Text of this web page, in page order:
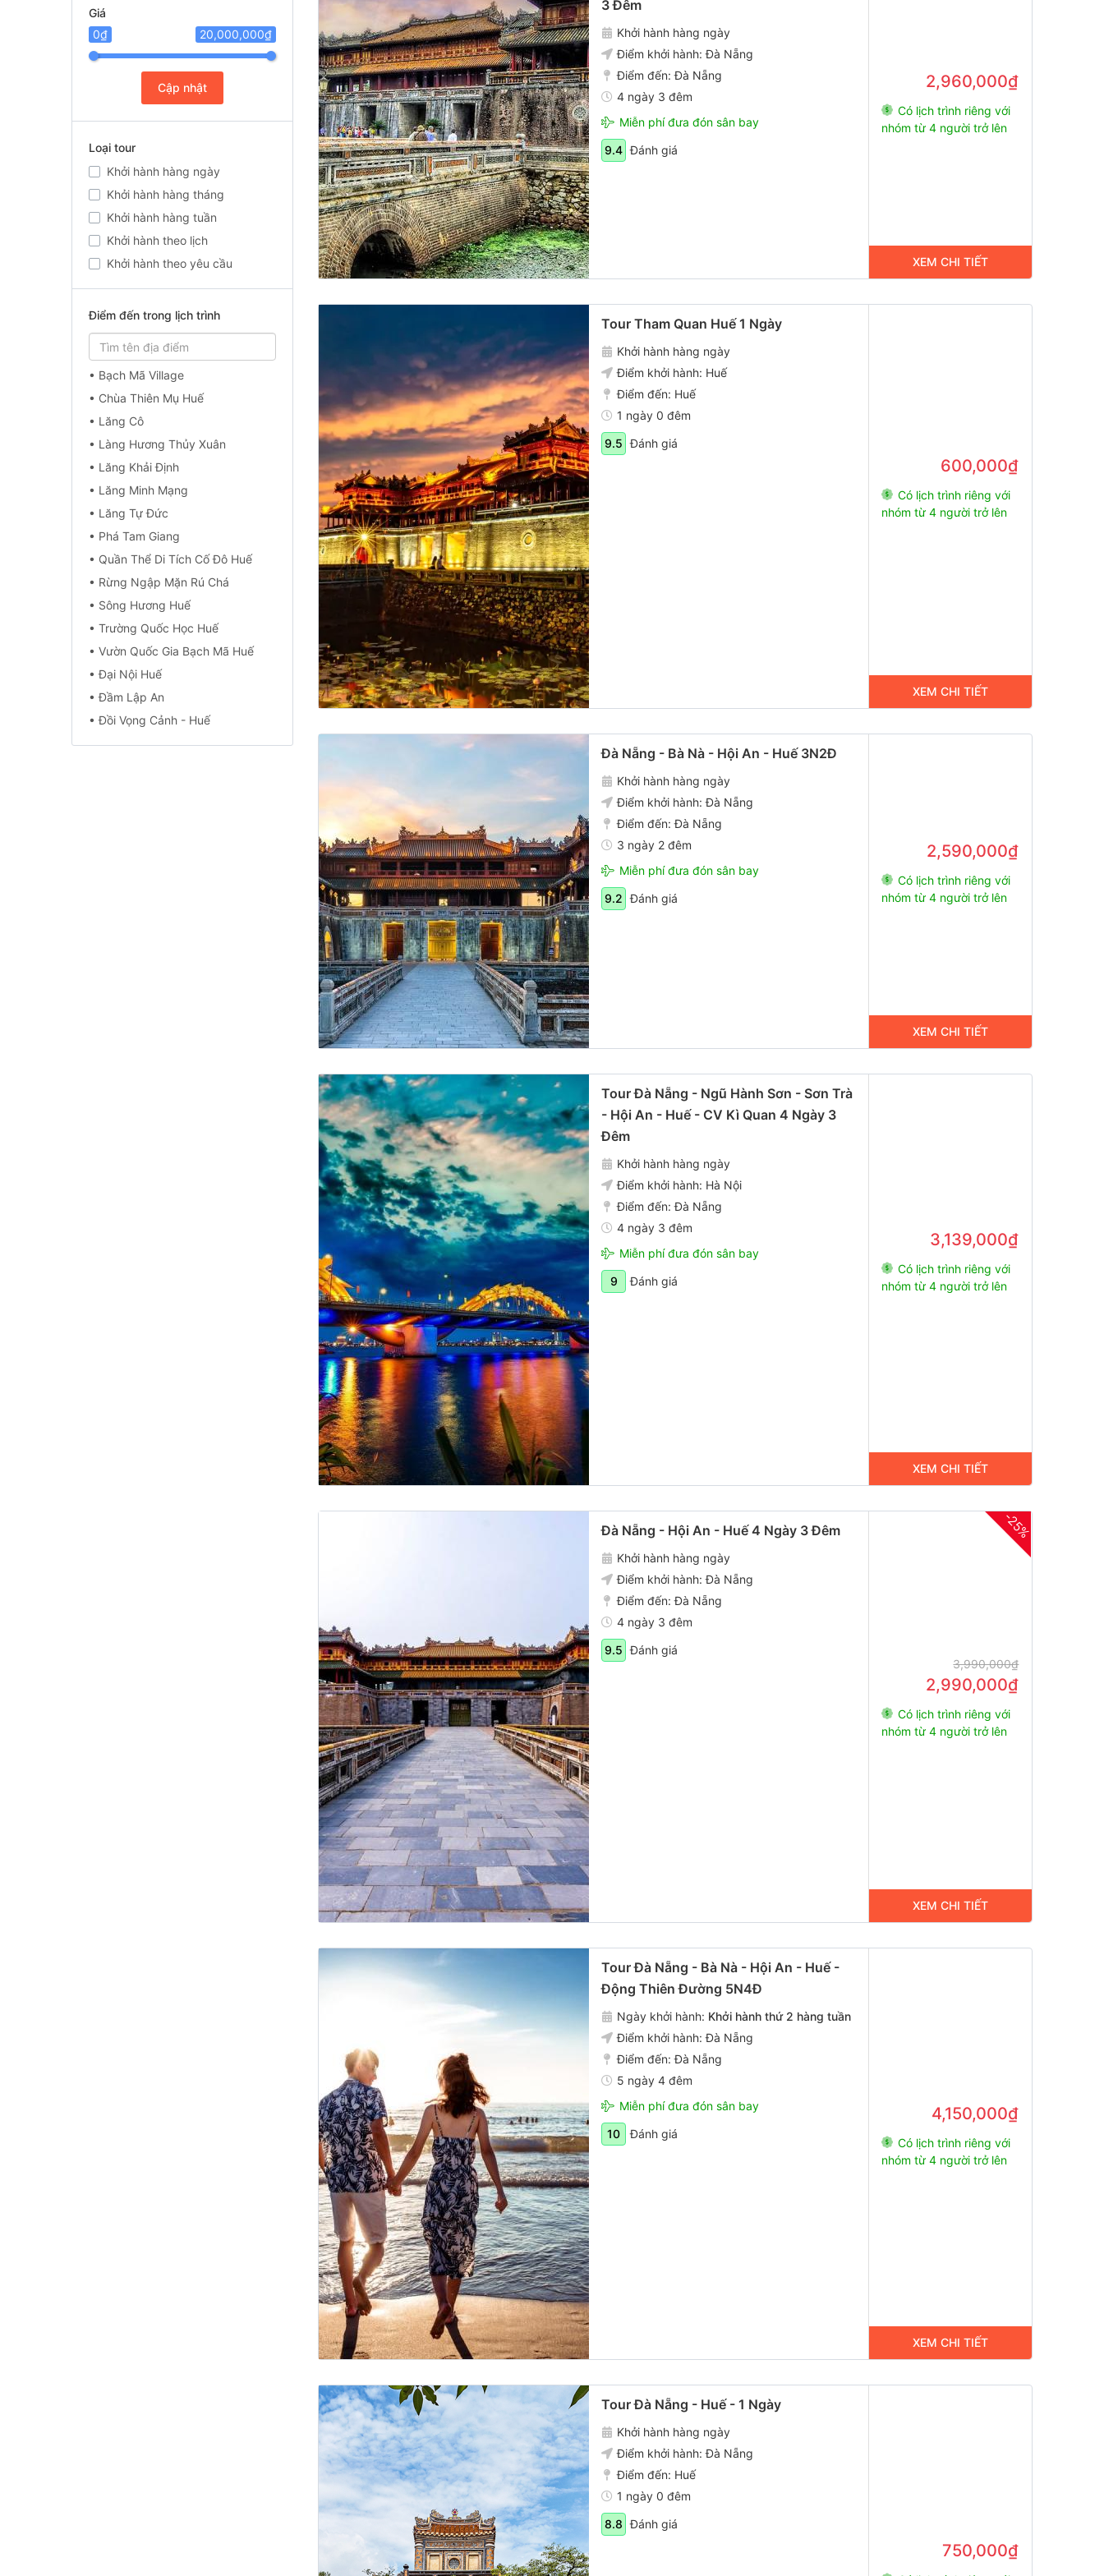
Giá
0₫
20,000,000₫
Cập nhật
Loại tour
Khởi hành hàng ngày
Khởi hành hàng tháng
Khởi hành hàng tuần
Khởi hành theo lịch
Khởi hành theo yêu cầu
Điểm đến trong lịch trình
• Bạch Mã Village
• Chùa Thiên Mụ Huế
• Lăng Cô
• Làng Hương Thủy Xuân
• Lăng Khải Định
• Lăng Minh Mạng
• Lăng Tự Đức
• Phá Tam Giang
• Quần Thể Di Tích Cố Đô Huế
• Rừng Ngập Mặn Rú Chá
• Sông Hương Huế
• Trường Quốc Học Huế
• Vườn Quốc Gia Bạch Mã Huế
• Đại Nội Huế
• Đầm Lập An
• Đồi Vọng Cảnh - Huế
3 Đêm
Khởi hành hàng ngày
Điểm khởi hành: Đà Nẵng
Điểm đến: Đà Nẵng
4 ngày 3 đêm
Miễn phí đưa đón sân bay
9.4 Đánh giá
2,960,000₫
Có lịch trình riêng với
nhóm từ 4 người trở lên
XEM CHI TIẾT
Tour Tham Quan Huế 1 Ngày
Khởi hành hàng ngày
Điểm khởi hành: Huế
Điểm đến: Huế
1 ngày 0 đêm
9.5 Đánh giá
600,000₫
Có lịch trình riêng với
nhóm từ 4 người trở lên
XEM CHI TIẾT
Đà Nẵng - Bà Nà - Hội An - Huế 3N2Đ
Khởi hành hàng ngày
Điểm khởi hành: Đà Nẵng
Điểm đến: Đà Nẵng
3 ngày 2 đêm
Miễn phí đưa đón sân bay
9.2 Đánh giá
2,590,000₫
Có lịch trình riêng với
nhóm từ 4 người trở lên
XEM CHI TIẾT
Tour Đà Nẵng - Ngũ Hành Sơn - Sơn Trà
- Hội An - Huế - CV Kì Quan 4 Ngày 3
Đêm
Khởi hành hàng ngày
Điểm khởi hành: Hà Nội
Điểm đến: Đà Nẵng
4 ngày 3 đêm
Miễn phí đưa đón sân bay
9
Đánh giá
3,139,000₫
Có lịch trình riêng với
nhóm từ 4 người trở lên
XEM CHI TIẾT
Đà Nẵng - Hội An - Huế 4 Ngày 3 Đêm
Khởi hành hàng ngày
Điểm khởi hành: Đà Nẵng
Điểm đến: Đà Nẵng
4 ngày 3 đêm
9.5 Đánh giá
3,990,000₫
2,990,000₫
Có lịch trình riêng với
nhóm từ 4 người trở lên
-
25%
XEM CHI TIẾT
Tour Đà Nẵng - Bà Nà - Hội An - Huế -
Động Thiên Đường 5N4Đ
Ngày khởi hành: Khởi hành thứ 2 hàng tuần
Điểm khởi hành: Đà Nẵng
Điểm đến: Đà Nẵng
5 ngày 4 đêm
Miễn phí đưa đón sân bay
10
Đánh giá
4,150,000₫
Có lịch trình riêng với
nhóm từ 4 người trở lên
XEM CHI TIẾT
Tour Đà Nẵng - Huế - 1 Ngày
Khởi hành hàng ngày
Điểm khởi hành: Đà Nẵng
Điểm đến: Huế
1 ngày 0 đêm
8.8 Đánh giá
750,000₫